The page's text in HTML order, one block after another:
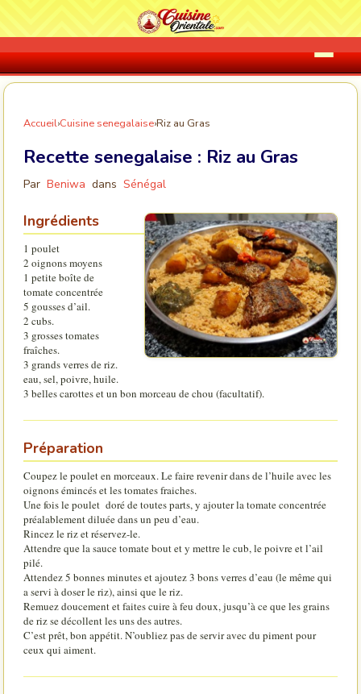
Accueil›Cuisine senegalaise›Riz au Gras
Recette senegalaise : Riz au Gras
Par Beniwa dans Sénégal
Ingrédients
1 poulet
2 oignons moyens
1 petite boîte de
tomate concentrée
5 gousses d’ail.
2 cubs.
3 grosses tomates
fraîches.
3 grands verres de riz.
eau, sel, poivre, huile.
3 belles carottes et un bon morceau de chou (facultatif).
Préparation
Coupez le poulet en morceaux. Le faire revenir dans de l’huile avec les
oignons émincés et les tomates fraiches.
Une fois le poulet doré de toutes parts, y ajouter la tomate concentrée
préalablement diluée dans un peu d’eau.
Rincez le riz et réservez-le.
Attendre que la sauce tomate bout et y mettre le cub, le poivre et l’ail
pilé.
Attendez 5 bonnes minutes et ajoutez 3 bons verres d’eau (le même qui
a servi à doser le riz), ainsi que le riz.
Remuez doucement et faites cuire à feu doux, jusqu’à ce que les grains
de riz se décollent les uns des autres.
C’est prêt, bon appétit. N’oubliez pas de servir avec du piment pour
ceux qui aiment.